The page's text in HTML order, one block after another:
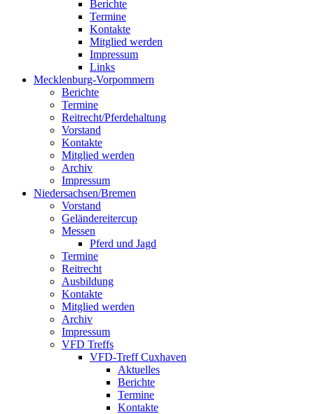
Berichte
Termine
Kontakte
Mitglied werden
Impressum
Links
Mecklenburg-Vorpommern
Berichte
Termine
Reitrecht/Pferdehaltung
Vorstand
Kontakte
Mitglied werden
Archiv
Impressum
Niedersachsen/Bremen
Vorstand
Geländereitercup
Messen
Pferd und Jagd
Termine
Reitrecht
Ausbildung
Kontakte
Mitglied werden
Archiv
Impressum
VFD Treffs
VFD-Treff Cuxhaven
Aktuelles
Berichte
Termine
Kontakte